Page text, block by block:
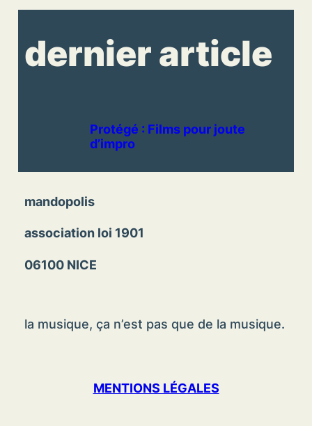
dernier article
Protégé : Films pour joute
d’impro
mandopolis
association loi 1901
06100 NICE
la musique, ça n’est pas que de la musique.
MENTIONS LÉGALES